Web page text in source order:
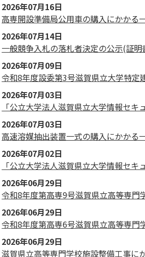
2026年07月16日
高専開設準備局公用車の購入にかかる
2026年07月14日
一般競争入札の落札者決定の公示(証
2026年07月09日
令和8年度設委第3号滋賀県立大学特
2026年07月03日
「公立大学法人滋賀県立大学情報セ
2026年07月03日
高速溶媒抽出装置一式の購入にかかる
2026年07月02日
「公立大学法人滋賀県立大学情報セ
2026年06月29日
令和8年度第高専9号滋賀県立高等専
2026年06月29日
令和8年度第高専6号滋賀県立高等専
2026年06月29日
滋賀県立高等専門学校施設整備工事に